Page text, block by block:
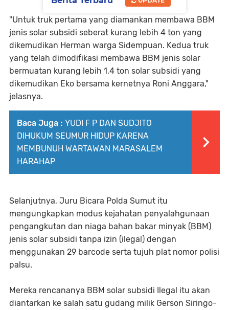
"Untuk truk pertama yang diamankan membawa BBM
jenis solar subsidi seberat kurang lebih 4 ton yang
dikemudikan Herman warga Sidempuan. Kedua truk
yang telah dimodifikasi membawa BBM jenis solar
bermuatan kurang lebih 1,4 ton solar subsidi yang
dikemudikan Eko bersama kernetnya Roni Anggara,"
jelasnya.
Baca Juga : YUDI F P DAN SUDJITO
DIHUKUM SEUMUR HIDUP KARENA
MEMBUNUH WARTAWAN MARASALEM
HARAHAP
Selanjutnya, Juru Bicara Polda Sumut itu
mengungkapkan modus kejahatan penyalahgunaan
pengangkutan dan niaga bahan bakar minyak (BBM)
jenis solar subsidi tanpa izin (ilegal) dengan
menggunakan 29 barcode serta tujuh plat nomor polisi
palsu.
Mereka rencananya BBM solar subsidi Ilegal itu akan
diantarkan ke salah satu gudang milik Gerson Siringo-